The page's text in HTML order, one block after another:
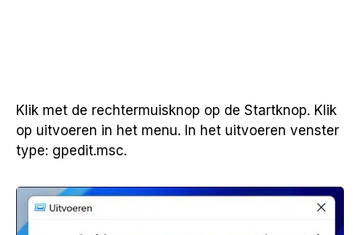
Klik met de rechtermuisknop op de Startknop. Klik
op uitvoeren in het menu. In het uitvoeren venster
type: gpedit.msc.